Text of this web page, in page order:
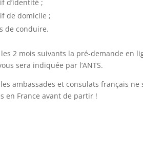
d’identité ;
de domicile ;
de conduire.
2 mois suivants la pré-demande en
sera indiquée par l’ANTS.
ambassades et consulats français
en France avant de partir !